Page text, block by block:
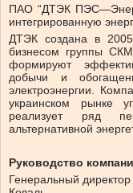
ПАО “ДТЭК
интегрированную
ДТЭК создана в 2005
бизнесом группы
формируют
добычи и
электроэнергии.
украинском рынке
реализует ряд
альтернативной
Руководство
Генеральный